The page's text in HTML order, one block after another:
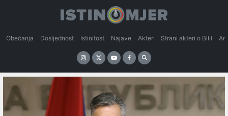
Obećanja Dosljednost Istinitost Najave Akteri Strani akteri o BiH